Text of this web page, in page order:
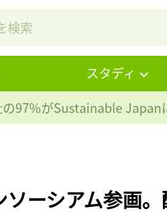
スタディ
97%がSustainable Japan
ソーシアム参画